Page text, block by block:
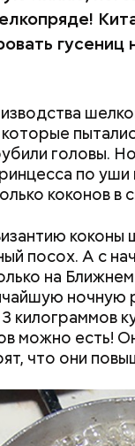
головы.
по
коконов в
посох. А с
на
ночную
килограммов
можно есть!
что они
Николая
Ему
Была
святой
салата;
укропа;